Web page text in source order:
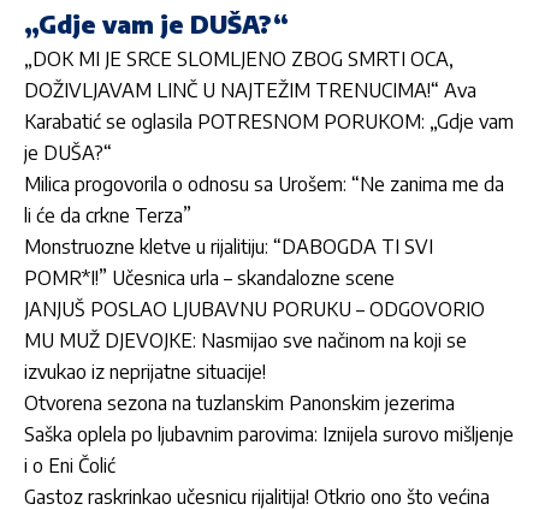
„Gdje vam je DUŠA?“
„DOK MI JE SRCE SLOMLJENO ZBOG SMRTI OCA,
DOŽIVLJAVAM LINČ U NAJTEŽIM TRENUCIMA!“ Ava
Karabatić se oglasila POTRESNOM PORUKOM: „Gdje vam
je DUŠA?“
Milica progovorila o odnosu sa Urošem: “Ne zanima me da
li će da crkne Terza”
Monstruozne kletve u rijalitiju: “DABOGDA TI SVI
POMR*I!” Učesnica urla – skandalozne scene
JANJUŠ POSLAO LJUBAVNU PORUKU – ODGOVORIO
MU MUŽ DJEVOJKE: Nasmijao sve načinom na koji se
izvukao iz neprijatne situacije!
Otvorena sezona na tuzlanskim Panonskim jezerima
Saška oplela po ljubavnim parovima: Iznijela surovo mišljenje
i o Eni Čolić
Gastoz raskrinkao učesnicu rijalitija! Otkrio ono što većina